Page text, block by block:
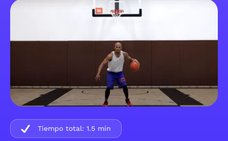
Tiempo total: 1.5 min